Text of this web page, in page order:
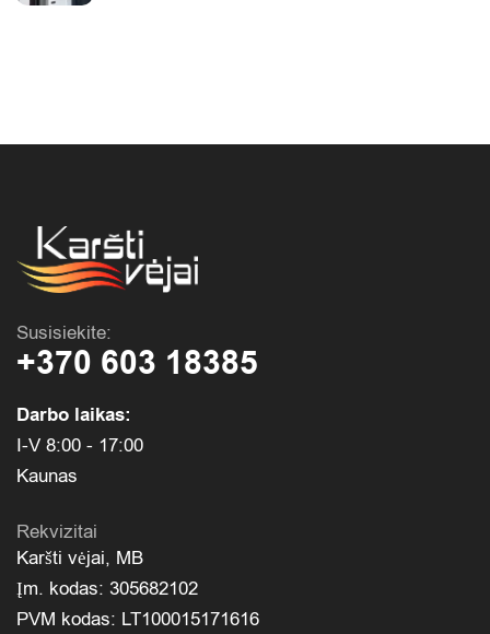
Susisiekite:
+370 603 18385
Darbo laikas:
I-V 8:00 - 17:00
Kaunas
Rekvizitai
Karšti vėjai, MB
Įm. kodas: 305682102
PVM kodas: LT100015171616